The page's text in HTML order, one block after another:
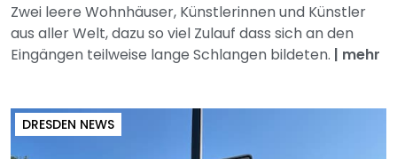
Zwei leere Wohnhäuser, Künstlerinnen und Künstler
aus aller Welt, dazu so viel Zulauf dass sich an den
Eingängen teilweise lange Schlangen bildeten. | mehr
DRESDEN NEWS